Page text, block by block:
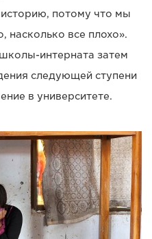
потому что мы
насколько все плохо».
интерната затем
следующей ступени
в университете.